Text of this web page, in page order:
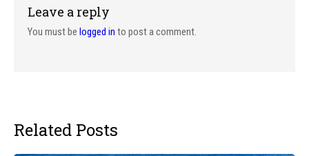
Leave a reply
You must be logged in to post a comment.
Related Posts